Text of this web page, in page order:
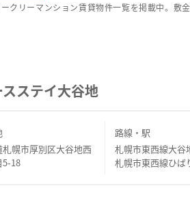
スステイ大谷地
札幌市厚別区大谷地西
5-18
路線・駅
札幌市東西線大谷
札幌市東西線ひば
クリーマンション賃貸物件一覧を掲載中。敷